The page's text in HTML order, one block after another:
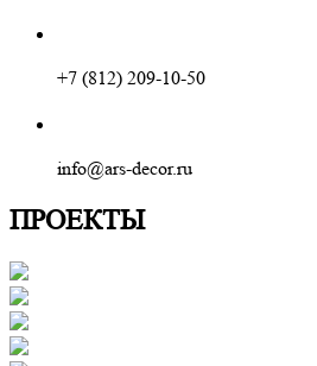
+7 (812) 209-10-50
info@ars-decor.ru
ПРОЕКТЫ